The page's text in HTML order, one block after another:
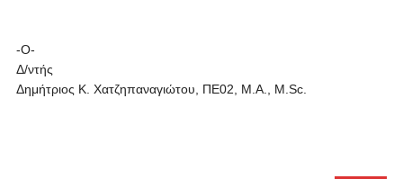
-Ο-
Δ/ντής
Δημήτριος Κ. Χατζηπαναγιώτου, ΠΕ02, Μ.Α., Μ.Sc.